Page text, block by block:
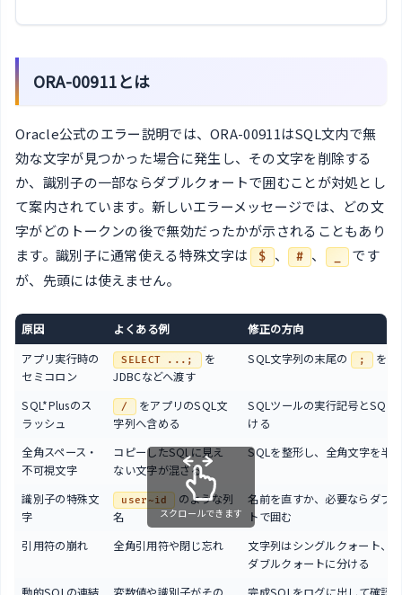
ORA-00911とは
Oracle公式のエラー説明では、ORA-00911はSQL文内で無
効な文字が見つかった場合に発生し、その文字を削除する
か、識別子の一部ならダブルクォートで囲むことが対処とし
て案内されています。新しいエラーメッセージでは、どの文
字がどのトークンの後で無効だったかが示されることもあり
ます。識別子に通常使える特殊文字は $ 、 # 、
です
が、先頭には使えません。
原因 よくある例
修正の方向
アプリ実行時の
セミコロン
SELECT ...;
を
JDBCなどへ渡す
SQL文字列の末尾の ; を外
SQL*Plusのス
ラッシュ
/
をアプリのSQL文
字列へ含める
SQLツールの実行記号とSQL
ける
全角スペース・
不可視文字
コピーしたSQLに見え
ない文字が混ざる
SQLを整形し、全角文字を半
識別子の特殊文
字
user~id
のような列
名
名前を直すか、必要ならダブ
トで囲む
引用符の崩れ
全角引用符や閉じ忘れ
文字列はシングルクォート、
ダブルクォートに分ける
スクロールできます